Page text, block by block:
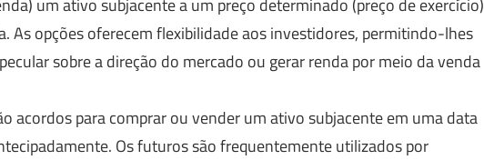
um ativo subjacente a um preço determinado (preço de exercício)
As opções oferecem flexibilidade aos investidores, permitindo-lhes
sobre a direção do mercado ou gerar renda por meio da venda
acordos para comprar ou vender um ativo subjacente em uma data
Os futuros são frequentemente utilizados por